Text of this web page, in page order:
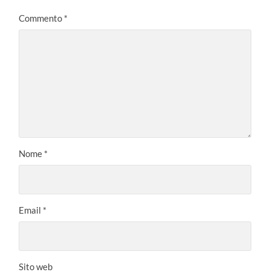
Commento *
Nome *
Email *
Sito web